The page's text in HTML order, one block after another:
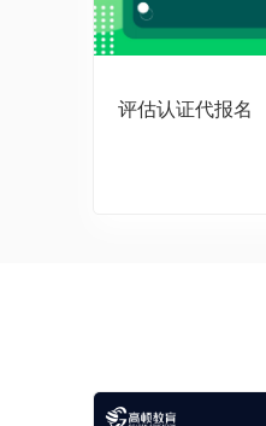
高级会计职称
国企招聘
评估认证代报名